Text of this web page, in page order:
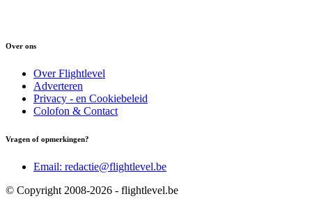
Over ons
Over Flightlevel
Adverteren
Privacy - en Cookiebeleid
Colofon & Contact
Vragen of opmerkingen?
Email: redactie@flightlevel.be
© Copyright 2008-2026 - flightlevel.be